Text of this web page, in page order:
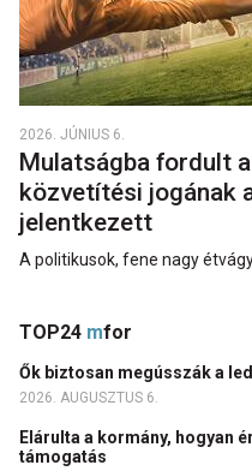
2026. JÚNIUS 6.
Mulatságba fordult
közvetítési jogának
jelentkezett
A politikusok, fene nagy
TOP24 mfor
Ők biztosan megússzák a
2026. AUGUSZTUS 6.
Elárulta a kormány, hogyan
támogatás